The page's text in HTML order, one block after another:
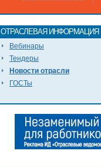
ОТРАСЛЕВАЯ ИНФОРМАЦИЯ
Вебинары
Тендеры
Новости отрасли
ГОСТы